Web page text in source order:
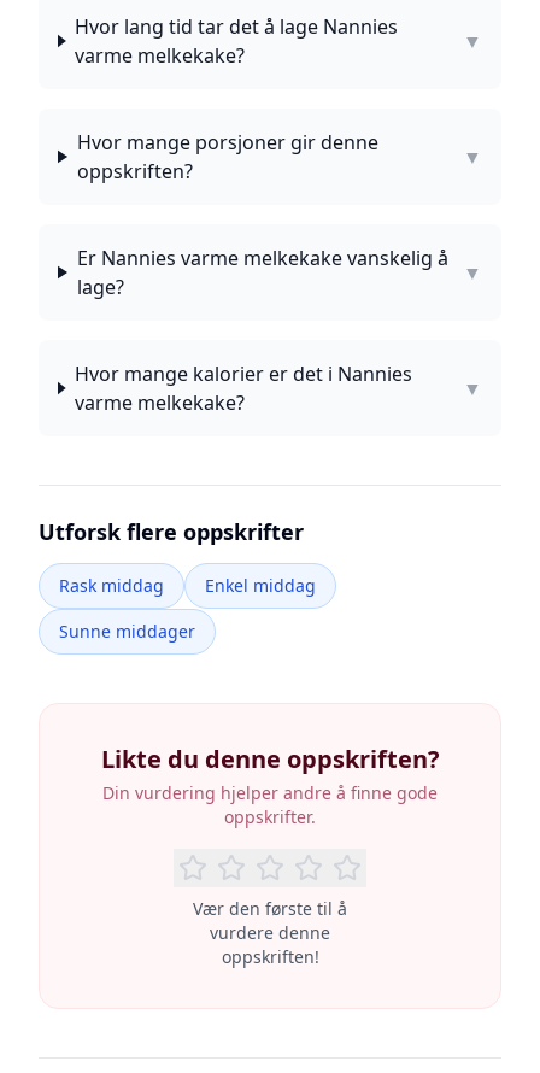
Hvor lang tid tar det å lage Nannies
varme melkekake?
▼
Hvor mange porsjoner gir denne
oppskriften?
▼
Er Nannies varme melkekake vanskelig å
lage?
▼
Hvor mange kalorier er det i Nannies
varme melkekake?
▼
Utforsk flere oppskrifter
Rask middag
Enkel middag
Sunne middager
Likte du denne oppskriften?
Din vurdering hjelper andre å finne gode
oppskrifter.
Vær den første til å
vurdere denne
oppskriften!